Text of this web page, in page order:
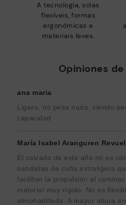
A tecnologia, solas
flexíveis, formas
ergonómicas e
materiais leves.
Opiniones
ana maria
Ligero, no pesa nada, siendo
capacidad
María Isabel Aranguren
El calzado de este año no es
sandalias de cuña extraligera
facilitan la propulsión al
material muy rígido. No es
almohadillada. A mayor altura